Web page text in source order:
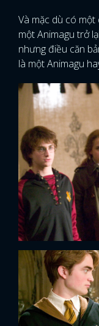
Và mặc dù có
một Animagu trở
nhưng điều căn
là một Animagu